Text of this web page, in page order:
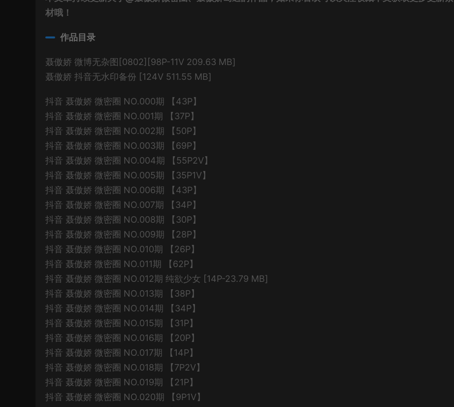
材哦！
作品目录
聂傲娇 微博无杂图[0802][98P-11V 209.63 MB]
聂傲娇 抖音无水印备份 [124V 511.55 MB]
抖音 聂傲娇 微密圈 NO.000期 【43P】
抖音 聂傲娇 微密圈 NO.001期 【37P】
抖音 聂傲娇 微密圈 NO.002期 【50P】
抖音 聂傲娇 微密圈 NO.003期 【69P】
抖音 聂傲娇 微密圈 NO.004期 【55P2V】
抖音 聂傲娇 微密圈 NO.005期 【35P1V】
抖音 聂傲娇 微密圈 NO.006期 【43P】
抖音 聂傲娇 微密圈 NO.007期 【34P】
抖音 聂傲娇 微密圈 NO.008期 【30P】
抖音 聂傲娇 微密圈 NO.009期 【28P】
抖音 聂傲娇 微密圈 NO.010期 【26P】
抖音 聂傲娇 微密圈 NO.011期 【62P】
抖音 聂傲娇 微密圈 NO.012期 纯欲少女 [14P-23.79 MB]
抖音 聂傲娇 微密圈 NO.013期 【38P】
抖音 聂傲娇 微密圈 NO.014期 【34P】
抖音 聂傲娇 微密圈 NO.015期 【31P】
抖音 聂傲娇 微密圈 NO.016期 【20P】
抖音 聂傲娇 微密圈 NO.017期 【14P】
抖音 聂傲娇 微密圈 NO.018期 【7P2V】
抖音 聂傲娇 微密圈 NO.019期 【21P】
抖音 聂傲娇 微密圈 NO.020期 【9P1V】